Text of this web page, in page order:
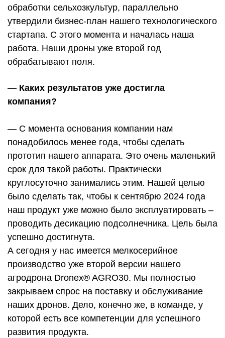
обработки сельхозкультур, параллельно
утвердили бизнес-план нашего технологического
стартапа. С этого момента и началась наша
работа. Наши дроны уже второй год
обрабатывают поля.
— Каких результатов уже достигла
компания?
— С момента основания компании нам
понадобилось менее года, чтобы сделать
прототип нашего аппарата. Это очень маленький
срок для такой работы. Практически
круглосуточно занимались этим. Нашей целью
было сделать так, чтобы к сентябрю 2024 года
наш продукт уже можно было эксплуатировать –
проводить десикацию подсолнечника. Цель была
успешно достигнута.
А сегодня у нас имеется мелкосерийное
производство уже второй версии нашего
агродрона Dronex® AGRO30. Мы полностью
закрываем спрос на поставку и обслуживание
наших дронов. Дело, конечно же, в команде, у
которой есть все компетенции для успешного
развития продукта.